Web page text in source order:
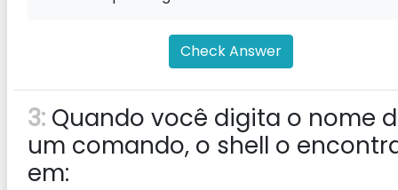
Check Answer
3: Quando você digita o nome
um comando, o shell o
em: